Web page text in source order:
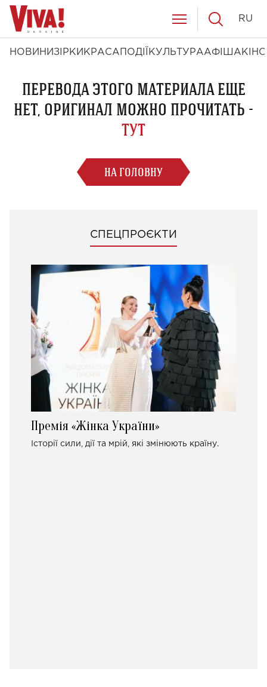
НОВИНИ ЗІРКИ КРАСА ПОДІЇ КУЛЬТУРААФІША КІНО
RU
ПЕРЕВОДА ЭТОГО МАТЕРИАЛА ЕЩЕ
НЕТ, ОРИГИНАЛ МОЖНО ПРОЧИТАТЬ -
ТУТ
НА ГОЛОВНУ
СПЕЦПРОЄКТИ
Премія «Жінка України»
Історії сили, дії та мрій, які змінюють країну.